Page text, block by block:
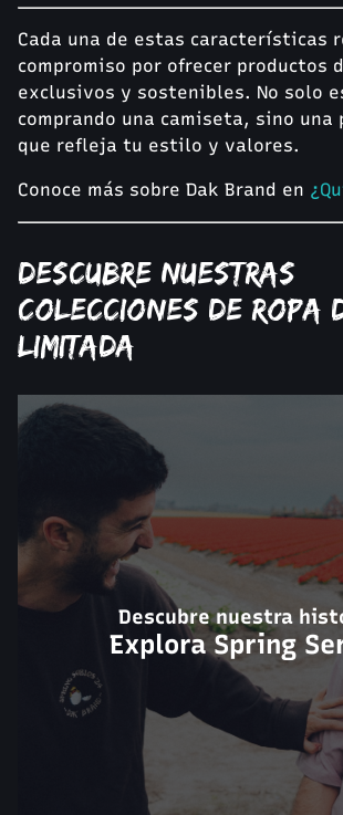
Cada una de estas características
compromiso por ofrecer productos
exclusivos y sostenibles. No solo
comprando una camiseta, sino una
que refleja tu estilo y valores.
Conoce más sobre Dak Brand en
Descubre nuestras
colecciones de ropa
limitada
Descubre nuestra
Explora Spring